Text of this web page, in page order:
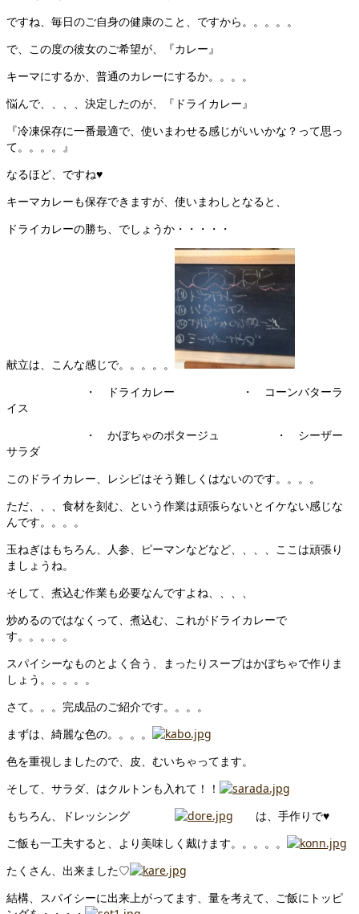
ですね、毎日のご自身の健康のこと、ですから。。。。。
で、この度の彼女のご希望が、『カレー』
キーマにするか、普通のカレーにするか。。。。
悩んで、、、、決定したのが、『ドライカレー』
『冷凍保存に一番最適で、使いまわせる感じがいいかな？って思っ
て。。。。』
なるほど、ですね♥
キーマカレーも保存できますが、使いまわしとなると、
ドライカレーの勝ち、でしょうか・・・・・
献立は、こんな感じで。。。。。
・ ドライカレー ・ コーンバターラ
イス
・ かぼちゃのポタージュ ・ シーザー
サラダ
このドライカレー、レシピはそう難しくはないのです。。。。
ただ、、、食材を刻む、という作業は頑張らないとイケない感じな
んです。。。。
玉ねぎはもちろん、人参、ピーマンなどなど、、、、ここは頑張り
ましょうね。
そして、煮込む作業も必要なんですよね、、、、
炒めるのではなくって、煮込む、これがドライカレーで
す。。。。。
スパイシーなものとよく合う、まったりスープはかぼちゃで作りま
しょう。。。。。
さて。。。完成品のご紹介です。。。。
まずは、綺麗な色の。。。。
色を重視しましたので、皮、むいちゃってます。
そして、サラダ、はクルトンも入れて！！
もちろん、ドレッシング
は、手作りで♥
ご飯も一工夫すると、より美味しく戴けます。。。。。
たくさん、出来ました♡
結構、スパイシーに出来上がってます、量を考えて、ご飯にトッピ